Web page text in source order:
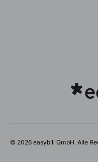
© 2026 easybill GmbH. Alle